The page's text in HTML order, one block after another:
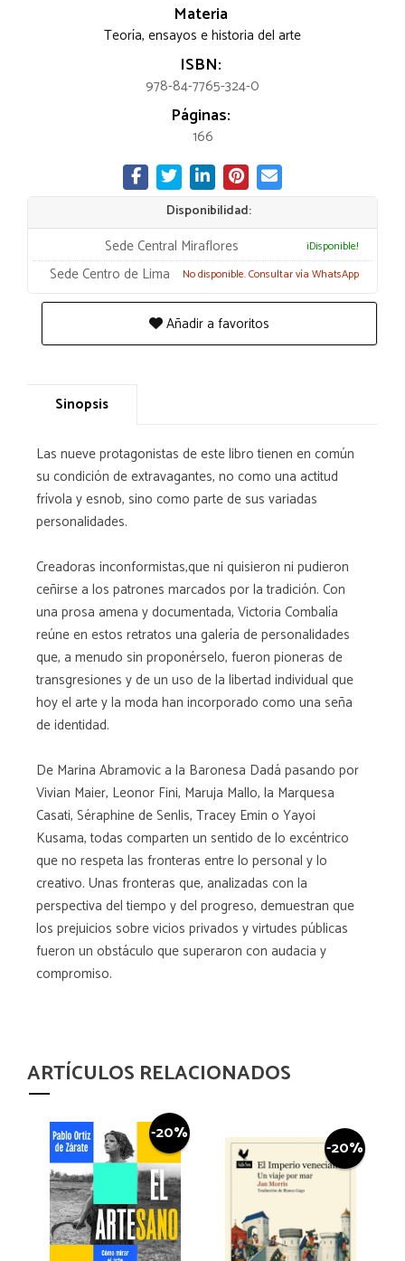
Materia
Teoría, ensayos e historia del arte
ISBN:
978-84-7765-324-0
Páginas:
166
Disponibilidad:
Sede Central Miraflores ¡Disponible!
Sede Centro de Lima No disponible. Consultar vía WhatsApp
Añadir a favoritos
Sinopsis
Las nueve protagonistas de este libro tienen en común
su condición de extravagantes, no como una actitud
frívola y esnob, sino como parte de sus variadas
personalidades.
Creadoras inconformistas,que ni quisieron ni pudieron
ceñirse a los patrones marcados por la tradición. Con
una prosa amena y documentada, Victoria Combalía
reúne en estos retratos una galería de personalidades
que, a menudo sin proponérselo, fueron pioneras de
transgresiones y de un uso de la libertad individual que
hoy el arte y la moda han incorporado como una seña
de identidad.
De Marina Abramovic a la Baronesa Dadá pasando por
Vivian Maier, Leonor Fini, Maruja Mallo, la Marquesa
Casati, Séraphine de Senlis, Tracey Emin o Yayoi
Kusama, todas comparten un sentido de lo excéntrico
que no respeta las fronteras entre lo personal y lo
creativo. Unas fronteras que, analizadas con la
perspectiva del tiempo y del progreso, demuestran que
los prejuicios sobre vicios privados y virtudes públicas
fueron un obstáculo que superaron con audacia y
compromiso.
ARTÍCULOS RELACIONADOS
-20%
-20%